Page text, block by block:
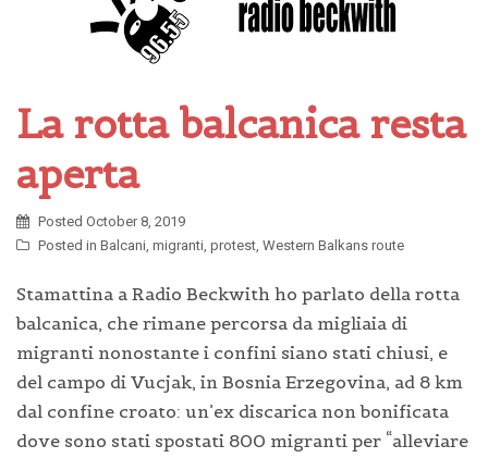
La rotta balcanica resta
aperta
Posted October 8, 2019
Posted in Balcani, migranti, protest, Western Balkans route
Stamattina a Radio Beckwith ho parlato della rotta
balcanica, che rimane percorsa da migliaia di
migranti nonostante i confini siano stati chiusi, e
del campo di Vucjak, in Bosnia Erzegovina, ad 8 km
dal confine croato: un’ex discarica non bonificata
dove sono stati spostati 800 migranti per “alleviare